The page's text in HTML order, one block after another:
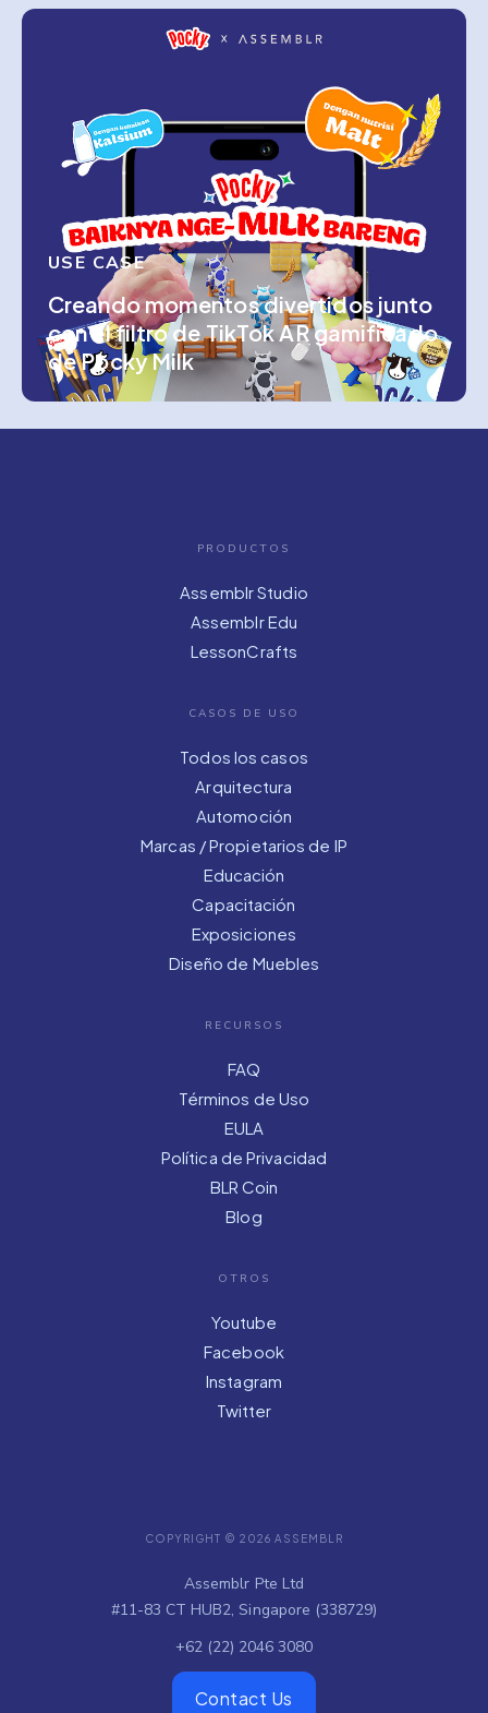
USE CASE
Creando momentos divertidos junto
con el filtro de TikTok AR gamificado
de Pocky Milk
PRODUCTOS
Assemblr Studio
Assemblr Edu
LessonCrafts
CASOS DE USO
Todos los casos
Arquitectura
Automoción
Marcas / Propietarios de IP
Educación
Capacitación
Exposiciones
Diseño de Muebles
RECURSOS
FAQ
Términos de Uso
EULA
Política de Privacidad
BLR Coin
Blog
OTROS
Youtube
Facebook
Instagram
Twitter
COPYRIGHT © 2026 ASSEMBLR
Assemblr Pte Ltd
#11-83 CT HUB2, Singapore (338729)
+62 (22) 2046 3080
Contact Us